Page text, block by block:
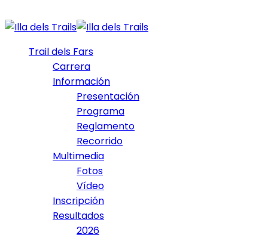
Trail dels Fars
Carrera
Información
Presentación
Programa
Reglamento
Recorrido
Multimedia
Fotos
Vídeo
Inscripción
Resultados
2026